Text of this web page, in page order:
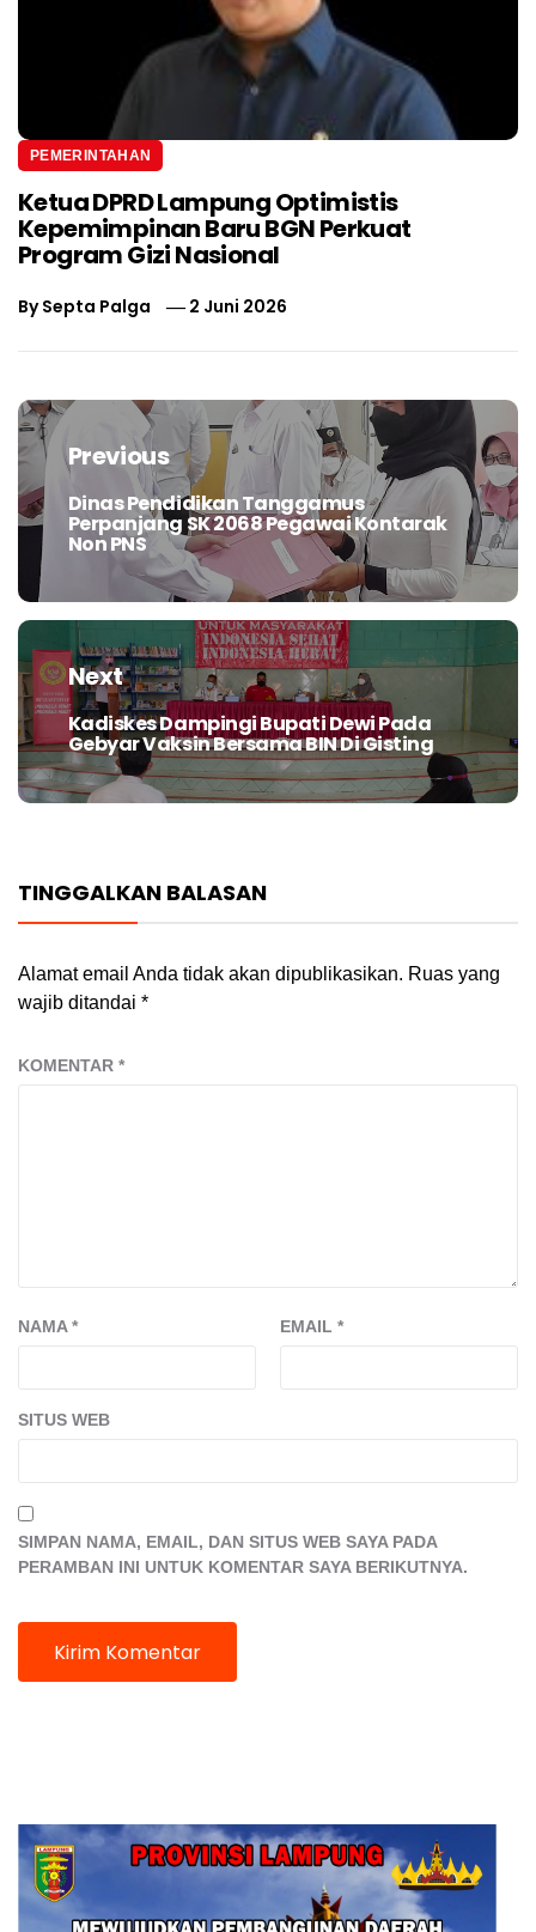
PEMERINTAHAN
Ketua DPRD Lampung Optimistis
Kepemimpinan Baru BGN Perkuat
Program Gizi Nasional
BySepta Palga 2 Juni 2026
Navigasi
posPrevious
Previous
post:
Dinas Pendidikan Tanggamus
Perpanjang SK 2068 Pegawai Kontarak
Non PNS
Next
Next
post:
Kadiskes Dampingi Bupati Dewi Pada
Gebyar Vaksin Bersama BIN Di Gisting
TINGGALKAN BALASAN
Alamat email Anda tidak akan dipublikasikan. Ruas yang
wajib ditandai *
KOMENTAR *
NAMA* EMAIL *
SITUS WEB
SIMPAN NAMA, EMAIL, DAN SITUS WEB SAYA PADA
PERAMBAN INI UNTUK KOMENTAR SAYA BERIKUTNYA.